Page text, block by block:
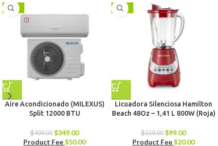
-15%
Aire Acondicionado (MILEXUS)
Split 12000 BTU
$409.00 $349.00
Product Fee$50.00
-17%
Licuadora Silenciosa Hamilton
Beach 48Oz – 1,41 L 800W (Roja)
$119.00 $99.00
Product Fee$20.00